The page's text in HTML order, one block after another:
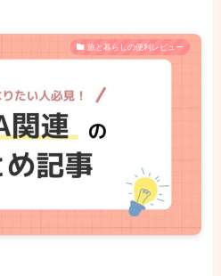
旅と暮らしの便利レビュー